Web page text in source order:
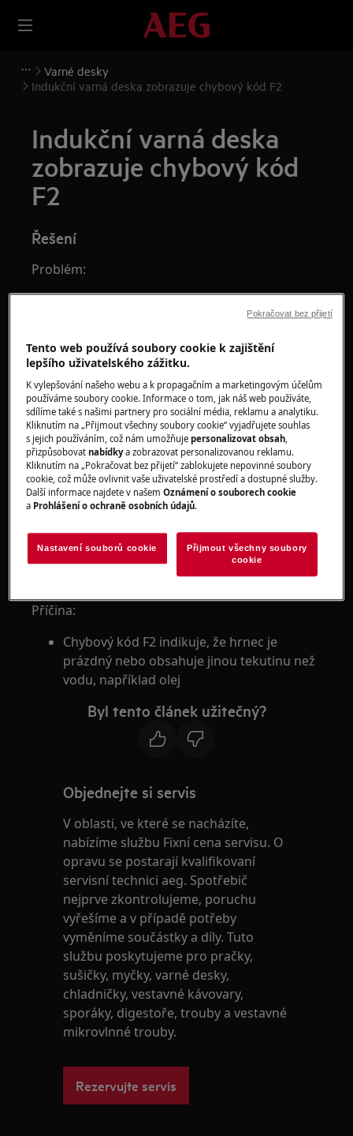
Varné desky
Indukční varná deska zobrazuje chybový kód F2
Indukční varná deska
zobrazuje chybový kód
F2
Řešení
Problém:
Na displeji indukční varné desky se
Funkce SenseBoil® nefunguje
Nemohu funkci SenseBoil® aktivovat
Platí pro:
Indukční varné desky s funkcí SenseBoil®
Řešení:
1. Přesvědčte se, že je povrch desky suchý
2. Nezapínejte varné zóny s prázdnými
3. Funkci nepoužívejte s jinými tekutinami
Příčina:
Chybový kód F2 indikuje, že hrnec je
prázdný nebo obsahuje jinou tekutinu než
vodu, například olej
Byl tento článek užitečný?
Objednejte si servis
V oblasti, ve které se nacházíte,
nabízíme službu Fixní cena servisu. O
opravu se postarají kvalifikovaní
servisní technici aeg. Spotřebič
nejprve zkontrolujeme, poruchu
vyřešíme a v případě potřeby
vyměníme součástky a díly. Tuto
službu poskytujeme pro pračky,
sušičky, myčky, varné desky,
chladničky, vestavné kávovary,
sporáky, digestoře, trouby a vestavné
mikrovlnné trouby.
Rezervujte servis
Tento web používá soubory cookie k zajištění
lepšího uživatelského zážitku.
K vylepšování našeho webu a k propagačním a marketingovým účelům
používáme soubory cookie. Informace o tom, jak náš web používáte,
sdílíme také s našimi partnery pro sociální média, reklamu a analytiku.
Kliknutím na „Přijmout všechny soubory cookie“ vyjadřujete souhlas
s jejich používáním, což nám umožňujepersonalizovat obsah,
přizpůsobovatnabídkya zobrazovat personalizovanou reklamu.
Kliknutím na „Pokračovat bez přijetí“ zablokujete nepovinné soubory
cookie, což může ovlivnit vaše uživatelské prostředí a dostupné služby.
Další informace najdete v našemOznámení o souborech cookie
a Prohlášení o ochraně osobních údajů.
Nastavení souborů cookie
Přijmout všechny soubory
cookie
Pokračovat bez přijetí